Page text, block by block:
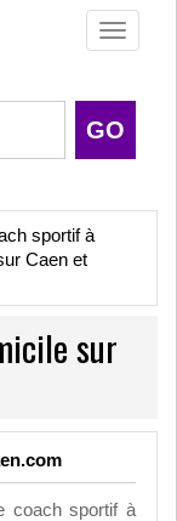
Toggle
sportif à
Caen et
sur
coach sportif à